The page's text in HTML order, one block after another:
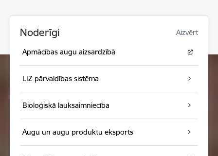
Noderīgi Aizvērt
Apmācības augu aizsardzībā
LIZ pārvaldības sistēma
Bioloģiskā lauksaimniecība
Augu un augu produktu eksports